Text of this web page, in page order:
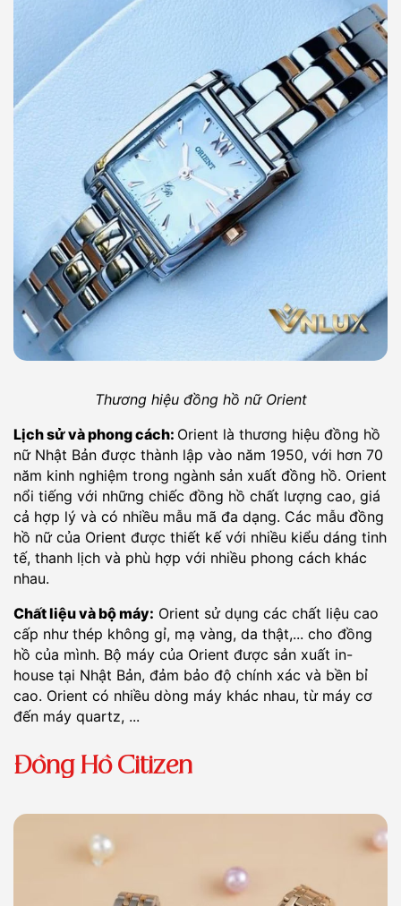
Thương hiệu đồng hồ nữ Orient
Lịch sử và phong cách: Orient là thương hiệu đồng hồ
nữ Nhật Bản được thành lập vào năm 1950, với hơn 70
năm kinh nghiệm trong ngành sản xuất đồng hồ. Orient
nổi tiếng với những chiếc đồng hồ chất lượng cao, giá
cả hợp lý và có nhiều mẫu mã đa dạng. Các mẫu đồng
hồ nữ của Orient được thiết kế với nhiều kiểu dáng tinh
tế, thanh lịch và phù hợp với nhiều phong cách khác
nhau.
Chất liệu và bộ máy: Orient sử dụng các chất liệu cao
cấp như thép không gỉ, mạ vàng, da thật,... cho đồng
hồ của mình. Bộ máy của Orient được sản xuất in-
house tại Nhật Bản, đảm bảo độ chính xác và bền bỉ
cao. Orient có nhiều dòng máy khác nhau, từ máy cơ
đến máy quartz, ...
Đồng Hồ Citizen